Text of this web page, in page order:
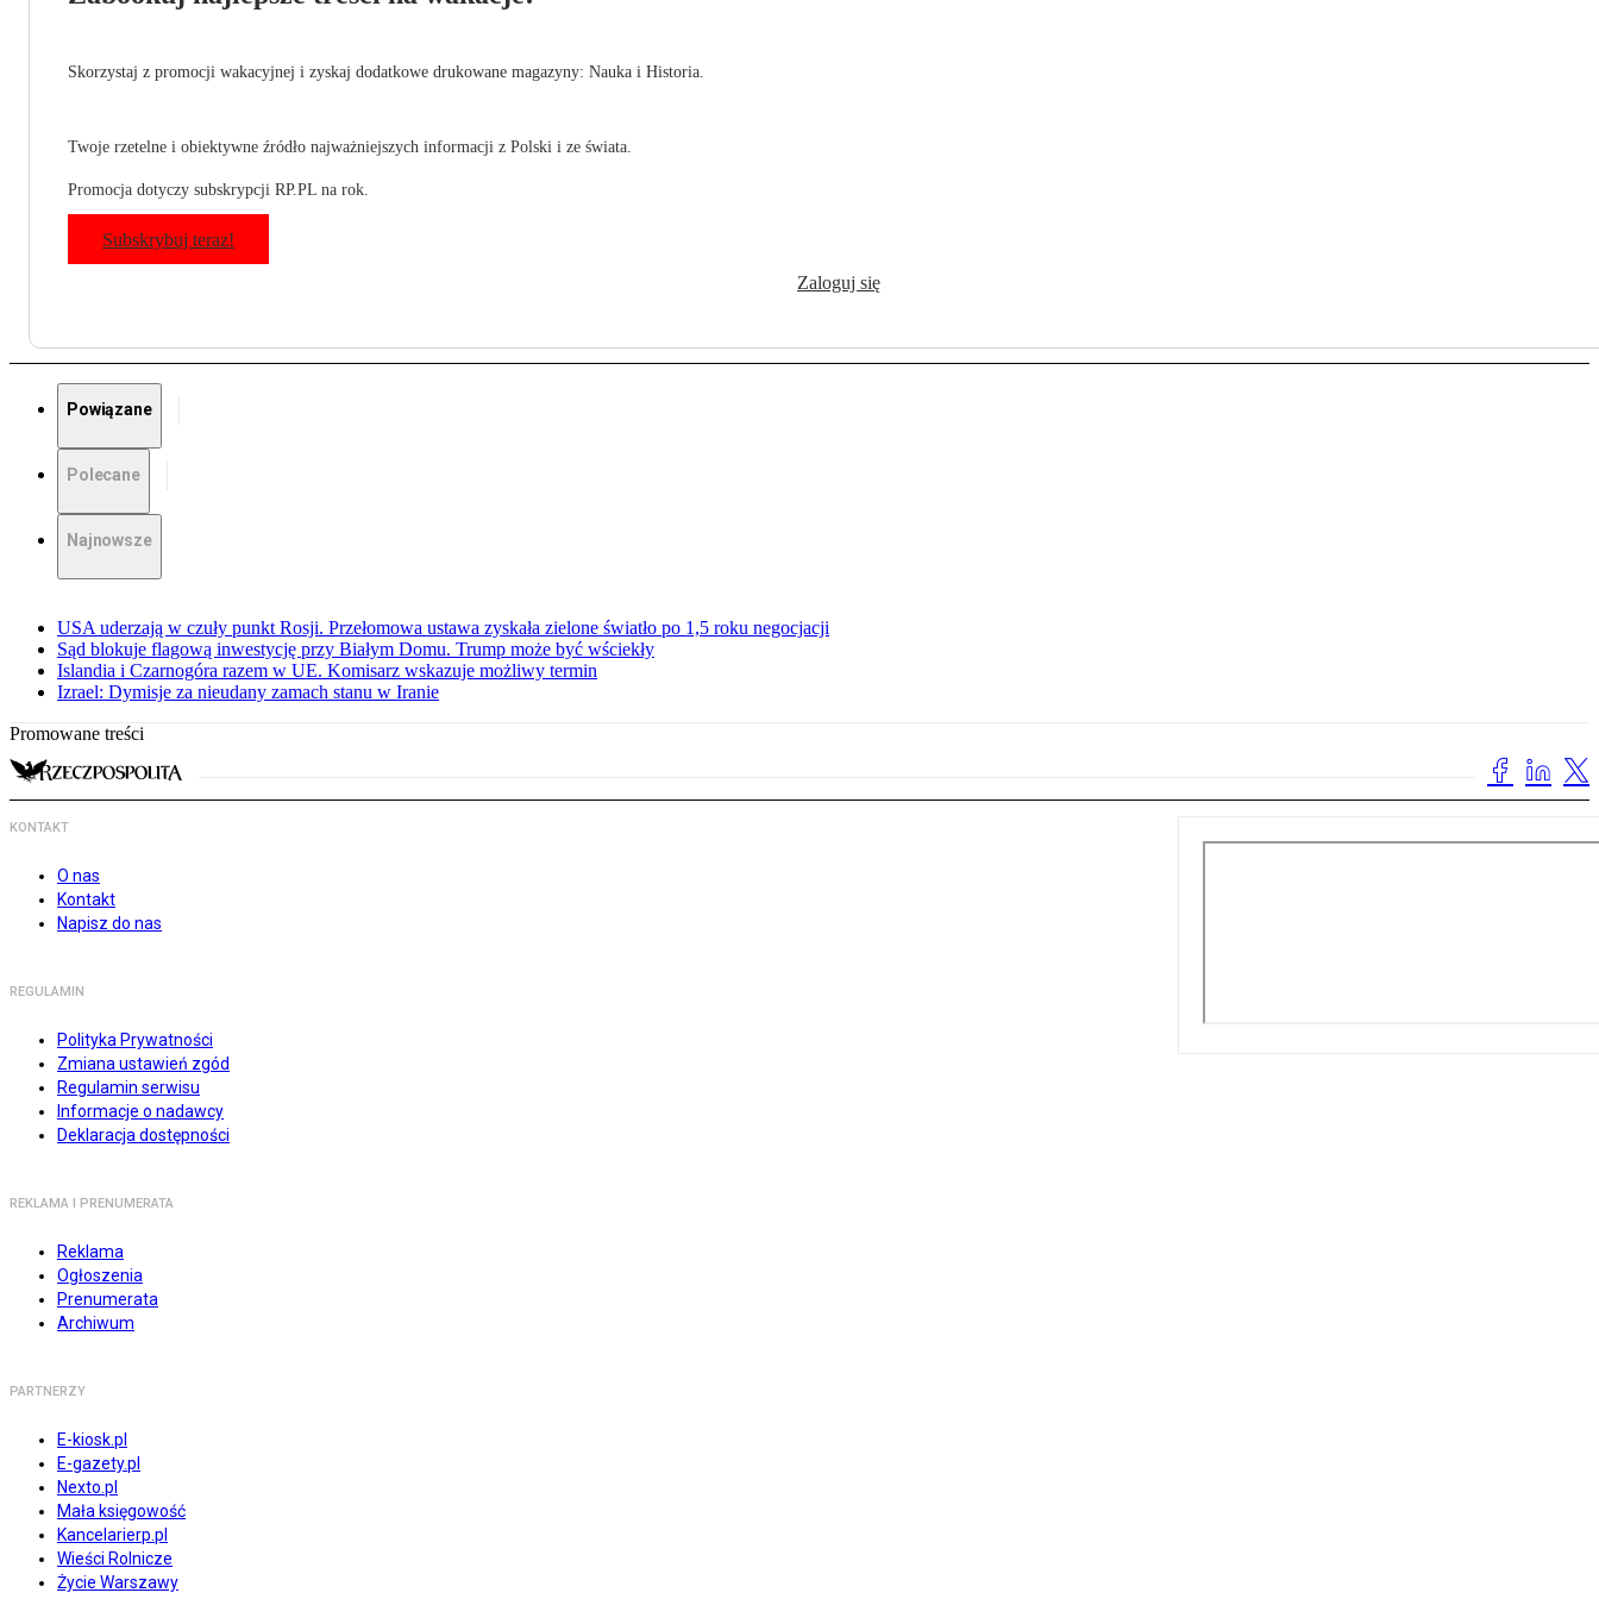
Skorzystaj z promocji wakacyjnej i zyskaj dodatkowe drukowane magazyny: Nauka i Historia.
Twoje rzetelne i obiektywne źródło najważniejszych informacji z Polski i ze świata.
Promocja dotyczy subskrypcji RP.PL na rok.
Subskrybuj teraz!
Zaloguj się
Powiązane
Polecane
Najnowsze
USA uderzają w czuły punkt Rosji. Przełomowa ustawa zyskała zielone światło po 1,5 roku negocjacji
Sąd blokuje flagową inwestycję przy Białym Domu. Trump może być wściekły
Islandia i Czarnogóra razem w UE. Komisarz wskazuje możliwy termin
Izrael: Dymisje za nieudany zamach stanu w Iranie
Promowane treści
KONTAKT
O nas
Kontakt
Napisz do nas
REGULAMIN
Polityka Prywatności
Zmiana ustawień zgód
Regulamin serwisu
Informacje o nadawcy
Deklaracja dostępności
REKLAMA I PRENUMERATA
Reklama
Ogłoszenia
Prenumerata
Archiwum
PARTNERZY
E-kiosk.pl
E-gazety.pl
Nexto.pl
Mała księgowość
Kancelarierp.pl
Wieści Rolnicze
Życie Warszawy